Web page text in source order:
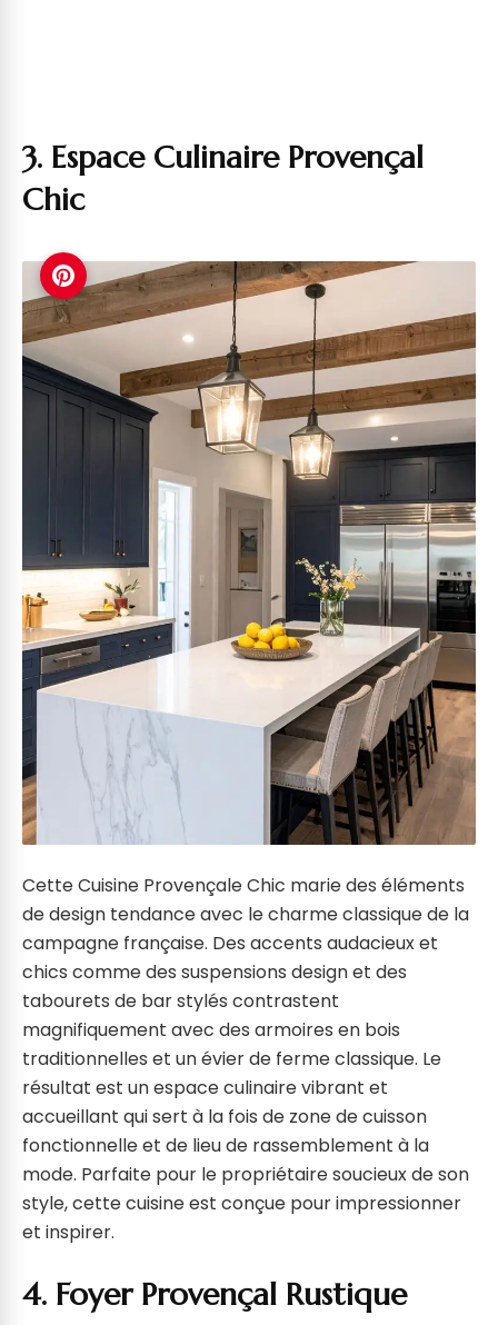
3. Espace Culinaire Provençal
Chic
Cette Cuisine Provençale Chic marie des éléments
de design tendance avec le charme classique de la
campagne française. Des accents audacieux et
chics comme des suspensions design et des
tabourets de bar stylés contrastent
magnifiquement avec des armoires en bois
traditionnelles et un évier de ferme classique. Le
résultat est un espace culinaire vibrant et
accueillant qui sert à la fois de zone de cuisson
fonctionnelle et de lieu de rassemblement à la
mode. Parfaite pour le propriétaire soucieux de son
style, cette cuisine est conçue pour impressionner
et inspirer.
4. Foyer Provençal Rustique